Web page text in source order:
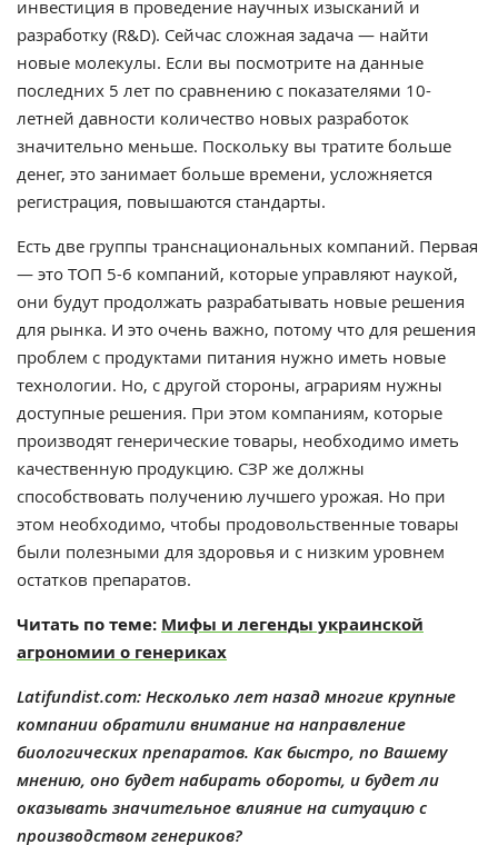
инвестиция в проведение научных изысканий и
разработку (R&D). Сейчас сложная задача — найти
новые молекулы. Если вы посмотрите на данные
последних 5 лет по сравнению с показателями 10-
летней давности количество новых разработок
значительно меньше. Поскольку вы тратите больше
денег, это занимает больше времени, усложняется
регистрация, повышаются стандарты.
Есть две группы транснациональных компаний. Первая
— это ТОП 5-6 компаний, которые управляют наукой,
они будут продолжать разрабатывать новые решения
для рынка. И это очень важно, потому что для решения
проблем с продуктами питания нужно иметь новые
технологии. Но, с другой стороны, аграриям нужны
доступные решения. При этом компаниям, которые
производят генерические товары, необходимо иметь
качественную продукцию. СЗР же должны
способствовать получению лучшего урожая. Но при
этом необходимо, чтобы продовольственные товары
были полезными для здоровья и с низким уровнем
остатков препаратов.
Читать по теме: Мифы и легенды украинской
агрономии о генериках
Latifundist.com:Несколько лет назад многие крупные
компании обратили внимание на направление
биологических препаратов. Как быстро, по Вашему
мнению, оно будет набирать обороты, и будет ли
оказывать значительное влияние наситуацию с
производством генериков?